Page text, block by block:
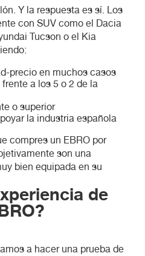
Y la respuesta es sí. Los
con SUV como el Dacia
Tucson o el Kia
precio en muchos casos
a los 5 o 2 de la
o superior
la industria española
compres un EBRO por
son una
bien equipada en su
a hacer una prueba de